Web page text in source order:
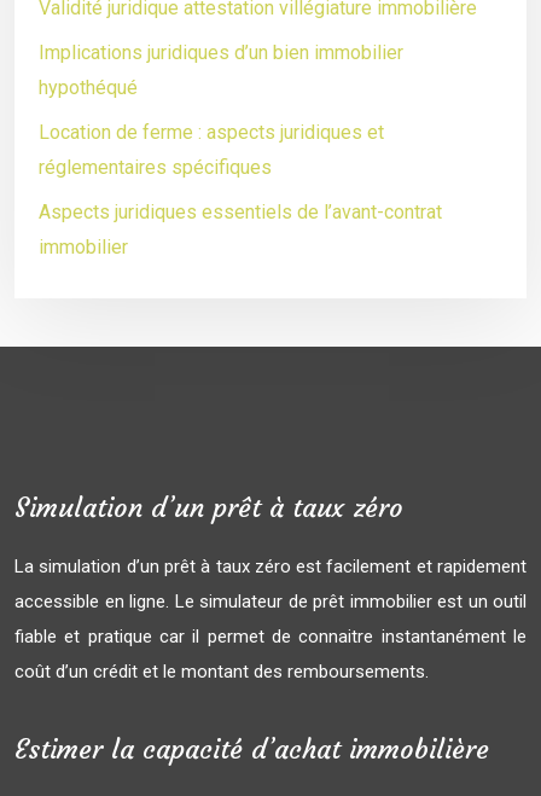
Validité juridique attestation villégiature immobilière
Implications juridiques d’un bien immobilier
hypothéqué
Location de ferme : aspects juridiques et
réglementaires spécifiques
Aspects juridiques essentiels de l’avant-contrat
immobilier
Simulation d’un prêt à taux zéro
La simulation d’un prêt à taux zéro est facilement et rapidement
accessible en ligne. Le simulateur de prêt immobilier est un outil
fiable et pratique car il permet de connaitre instantanément le
coût d’un crédit et le montant des remboursements.
Estimer la capacité d’achat immobilière